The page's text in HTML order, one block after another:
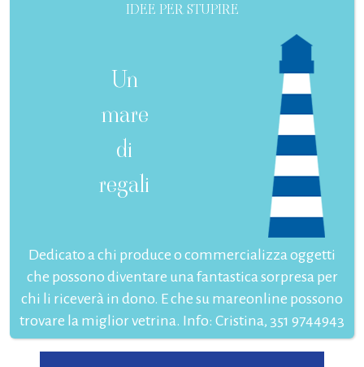
IDEE PER STUPIRE
Un
mare
di
regali
Dedicato a chi produce o commercializza oggetti
che possono diventare una fantastica sorpresa per
chi li riceverà in dono. E che su mareonline possono
trovare la miglior vetrina. Info: Cristina, 351 9744943